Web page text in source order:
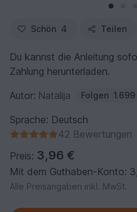
Schön 4 Teilen
Du kannst die Anleitung
Zahlung herunterladen.
Autor: Natalija Folgen 1.699
Sprache: Deutsch
42 Bewertungen
Preis: 3,96 €
Mit dem Guthaben-Konto:
Alle Preisangaben inkl. MwSt.